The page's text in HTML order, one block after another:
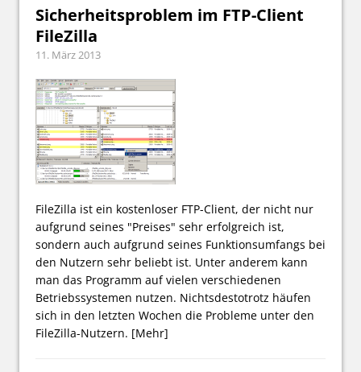
Sicherheitsproblem im FTP-Client
FileZilla
11. März 2013
FileZilla ist ein kostenloser FTP-Client, der nicht nur
aufgrund seines "Preises" sehr erfolgreich ist,
sondern auch aufgrund seines Funktionsumfangs bei
den Nutzern sehr beliebt ist. Unter anderem kann
man das Programm auf vielen verschiedenen
Betriebssystemen nutzen. Nichtsdestotrotz häufen
sich in den letzten Wochen die Probleme unter den
FileZilla-Nutzern. [Mehr]